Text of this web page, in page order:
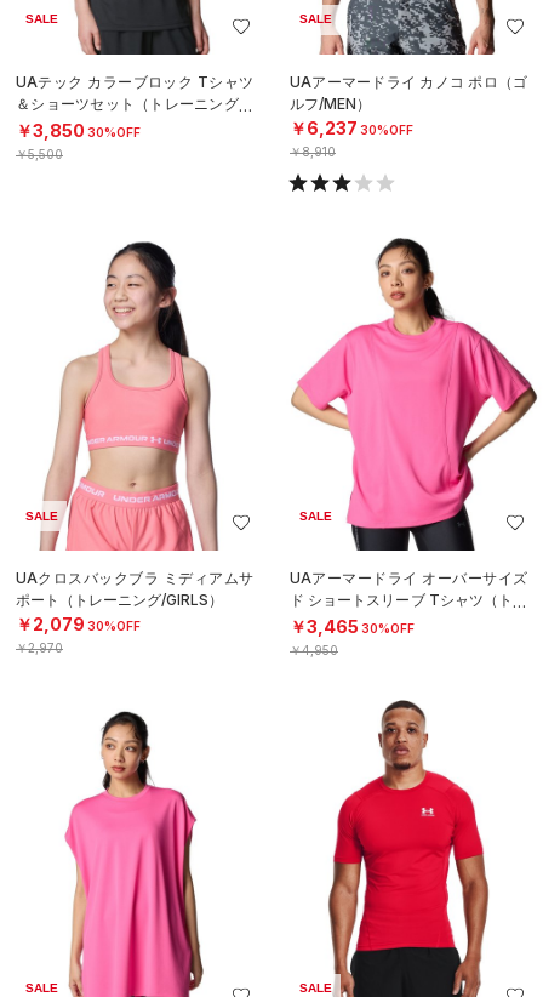
SALE
UAテック カラーブロック Tシャツ
＆ショーツセット（トレーニング/B
OYS）
￥3,850 30%OFF
￥5,500
SALE
UAアーマードライ カノコ ポロ（ゴ
ルフ/MEN）
￥6,237 30%OFF
￥8,910
SALE
UAクロスバックブラ ミディアムサ
ポート（トレーニング/GIRLS）
￥2,079 30%OFF
￥2,970
SALE
UAアーマードライ オーバーサイズ
ド ショートスリーブ Tシャツ（トレ
ーニング/WOMEN）
￥3,465 30%OFF
￥4,950
SALE SALE